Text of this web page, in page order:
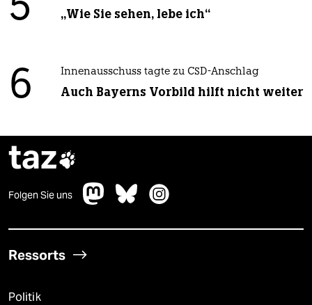
5 „Wie Sie sehen, lebe ich“
6 Innenausschuss tagte zu CSD-Anschlag
Auch Bayerns Vorbild hilft nicht weiter
taz
Folgen Sie uns
Ressorts
Politik